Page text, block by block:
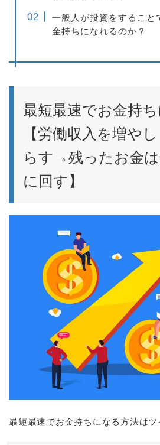
一般人が投資をすること
金持ちになれるのか？
最短最速でお金持
【労働収入を増や
らす→残ったお金
に回す】
最短最速でお金持ちになる方法はツ